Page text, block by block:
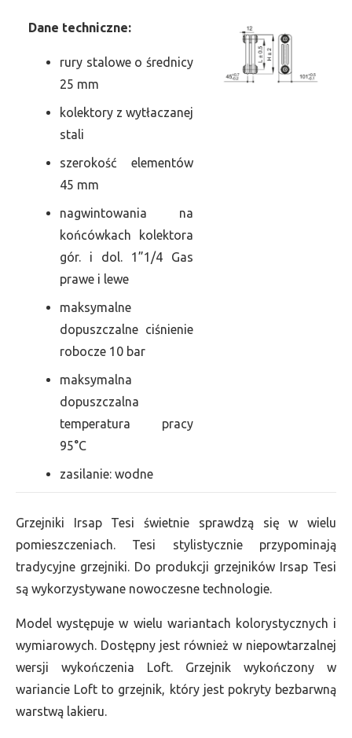
Dane techniczne:
rury stalowe o średnicy
25 mm
kolektory z wytłaczanej
stali
szerokość elementów
45 mm
nagwintowania na
końcówkach kolektora
gór. i dol. 1”1/4 Gas
prawe i lewe
maksymalne
dopuszczalne ciśnienie
robocze 10 bar
maksymalna
dopuszczalna
temperatura pracy
95°C
zasilanie: wodne
Grzejniki Irsap Tesi świetnie sprawdzą się w wielu
pomieszczeniach. Tesi stylistycznie przypominają
tradycyjne grzejniki. Do produkcji grzejników Irsap Tesi
są wykorzystywane nowoczesne technologie.
Model występuje w wielu wariantach kolorystycznych i
wymiarowych. Dostępny jest również w niepowtarzalnej
wersji wykończenia Loft. Grzejnik wykończony w
wariancie Loft to grzejnik, który jest pokryty bezbarwną
warstwą lakieru.